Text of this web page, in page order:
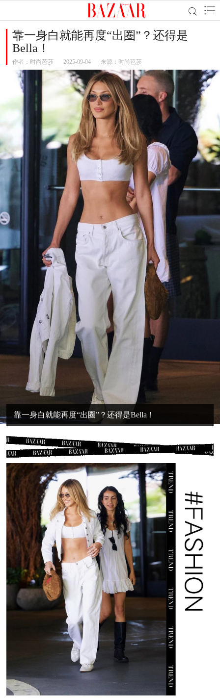
靠一身白就能再度“出圈”？还得是
Bella！
作者： 时尚芭莎 2025-09-04 来源：时尚芭莎
靠一身白就能再度“出圈”？还得是Bella！